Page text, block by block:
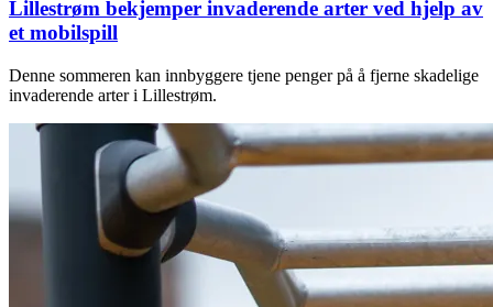
Lillestrøm bekjemper invaderende arter ved hjelp av
et mobilspill
Denne sommeren kan innbyggere tjene penger på å fjerne skadelige
invaderende arter i Lillestrøm.